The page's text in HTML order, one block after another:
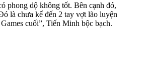
phong dộ không tốt. Bên cạnh đó,
là chưa kể đến 2 tay vợt lão luyện
cuối”, Tiến Minh bộc bạch.​